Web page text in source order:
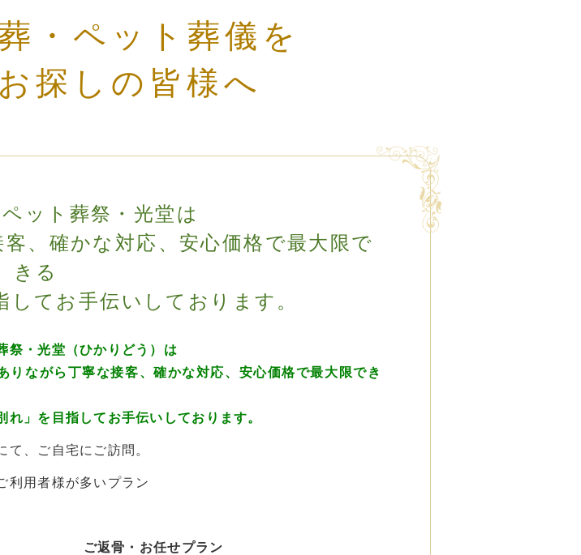
・ペット葬儀を
探しの皆様へ
ット葬祭・光堂は
、確かな対応、安心価格で最大限で
きる
してお手伝いしております。
祭・光堂（ひかりどう）は
りながら丁寧な接客、確かな対応、安心価格で最大限でき
れ」を目指してお手伝いしております。
て、ご自宅にご訪問。
利用者様が多いプラン
ご返骨・お任せプラン